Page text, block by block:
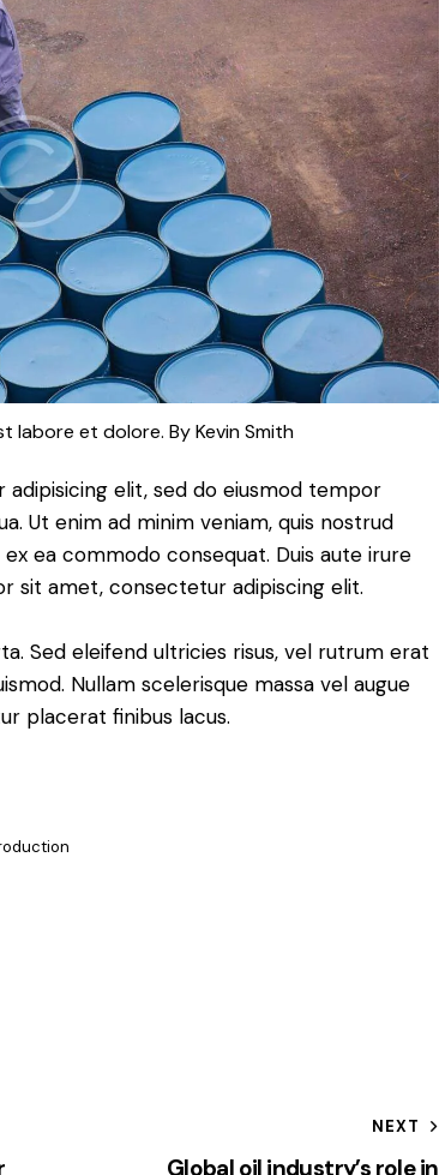
labore et dolore. ByKevin Smith
elit, sed do eiusmod tempor
Ut enim ad minim veniam, quis nostrud
ea commodo consequat. Duis aute irure
sit amet, consectetur adipiscing elit.
Sed eleifend ultricies risus, vel rutrum erat
Nullam scelerisque massa vel augue
placerat finibus lacus.
NEXT
Global oil industry’s role in